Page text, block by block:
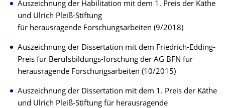
Auszeichnung der Habilitation mit dem 1. Preis der Käthe
und Ulrich Pleiß-Stiftung
für herausragende Forschungsarbeiten (9/2018)
Auszeichnung der Dissertation mit dem Friedrich-Edding-
Preis für Berufsbildungs-forschung der AG BFN für
herausragende Forschungsarbeiten (10/2015)
Auszeichnung der Dissertation mit dem 1. Preis der Käthe
und Ulrich Pleiß-Stiftung für herausragende